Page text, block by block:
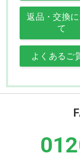
返品・交換
て
よくあるご